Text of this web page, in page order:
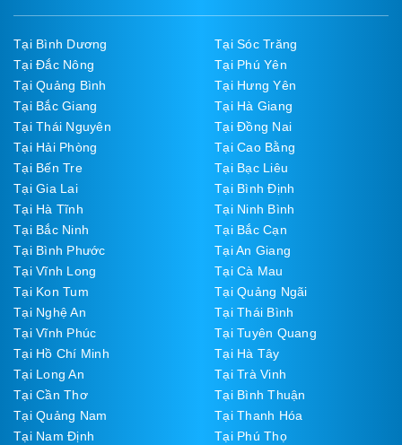
Tại Bình Dương
Tại Sóc Trăng
Tại Đắc Nông
Tại Phú Yên
Tại Quảng Bình
Tại Hưng Yên
Tại Bắc Giang
Tại Hà Giang
Tại Thái Nguyên
Tại Đồng Nai
Tại Hải Phòng
Tại Cao Bằng
Tại Bến Tre
Tại Bạc Liêu
Tại Gia Lai
Tại Bình Định
Tại Hà Tĩnh
Tại Ninh Bình
Tại Bắc Ninh
Tại Bắc Cạn
Tại Bình Phước
Tại An Giang
Tại Vĩnh Long
Tại Cà Mau
Tại Kon Tum
Tại Quảng Ngãi
Tại Nghệ An
Tại Thái Bình
Tại Vĩnh Phúc
Tại Tuyên Quang
Tại Hồ Chí Minh
Tại Hà Tây
Tại Long An
Tại Trà Vinh
Tại Cần Thơ
Tại Bình Thuận
Tại Quảng Nam
Tại Thanh Hóa
Tại Nam Định
Tại Phú Thọ